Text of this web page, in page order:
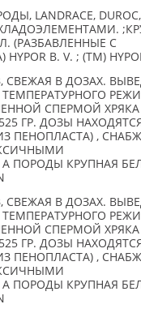
LANDRACE, DUROC,
ХЛАДОЭЛЕМЕНТАМИ.
(РАЗБАВЛЕННЫЕ С
B. V. ; (TM)
В ДОЗАХ.
СПЕРМОЙ ХРЯКА
ГР. ДОЗЫ
ПЕНОПЛАСТА) ,
ПОРОДЫ КРУПНАЯ
В ДОЗАХ.
СПЕРМОЙ ХРЯКА
ГР. ДОЗЫ
ПЕНОПЛАСТА) ,
ПОРОДЫ КРУПНАЯ